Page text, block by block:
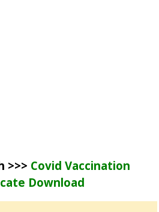
>>> Covid Vaccination
Download